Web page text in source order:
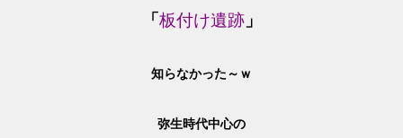
「板付け遺跡」
知らなかった～ｗ
弥生時代中心の